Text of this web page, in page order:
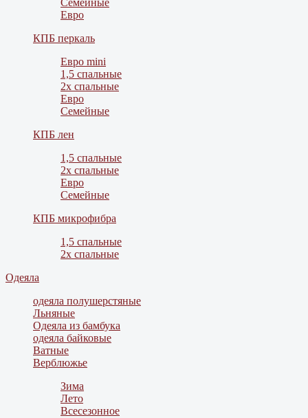
Семейные
Евро
КПБ перкаль
Евро mini
1,5 спальные
2х спальные
Евро
Семейные
КПБ лен
1,5 спальные
2х спальные
Евро
Семейные
КПБ микрофибра
1,5 спальные
2х спальные
Одеяла
одеяла полушерстяные
Льняные
Одеяла из бамбука
одеяла байковые
Ватные
Верблюжье
Зима
Лето
Всесезонное